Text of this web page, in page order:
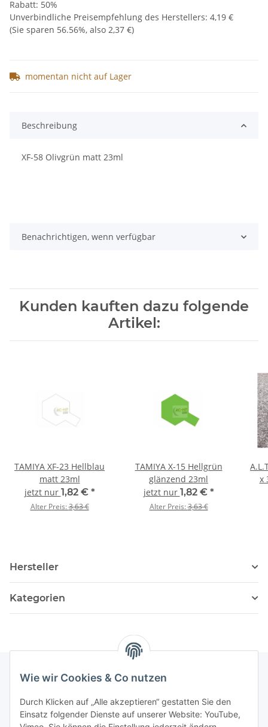
Wie wir Cookies & Co nutzen
Durch Klicken auf „Alle akzeptieren“ gestatten Sie den
Einsatz folgender Dienste auf unserer Website: YouTube,
Rabatt: 50%
Unverbindliche Preisempfehlung des Herstellers: 4,19 €
(Sie sparen 56.56%, also 2,37 €)
momentan nicht auf Lager
Beschreibung
XF-58 Olivgrün matt 23ml
Benachrichtigen, wenn verfügbar
Kunden kauften dazu folgende
Artikel:
TAMIYA XF-23 Hellblau
matt 23ml
jetzt nur 1,82 € *
Alter Preis:3,63 €
TAMIYA X-15 Hellgrün
glänzend 23ml
jetzt nur 1,82 € *
Alter Preis:3,63 €
x
Hersteller
Kategorien
Informationen